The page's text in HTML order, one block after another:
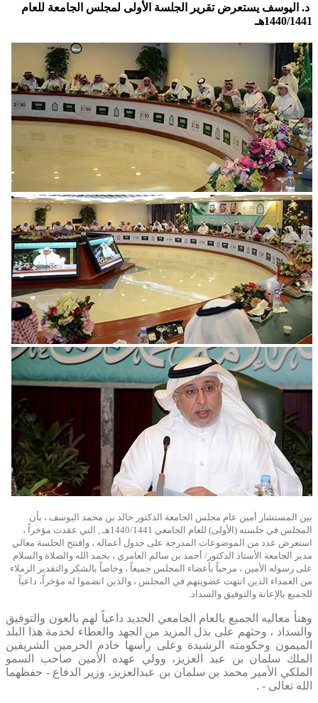
د. اليوسف يستعرض تقرير الجلسة الأولى لمجلس الجامعة للعام
1440/1441هـ
​بين المستشار أمين عام مجلس الجامعة الدكتور خالد بن محمد اليوسف ، بأن
المجلس في جلسته (الأولى) للعام الجامعي 1440/1441هـ , التي عقدت مؤخراً ،
استعرض عدد من الموضوعات المدرجة على جدول أعماله ، وافتتح الجلسة معالي
مدير الجامعة الأستاذ الدكتور/ أحمد بن سالم العامري ، بحمد الله والصلاة والسلام
على رسوله الأمين ، مرحباً بأعضاء المجلس جميعاً ، وخاصاً بالشكر والتقدير الزملاء
من العمداء الذين انتهت عضويتهم في المجلس ، والذين انضموا له مؤخراً، داعياً
للجميع بالإعانة والتوفيق والسداد.
وهنأ معاليه الجميع بالعام الجامعي الجديد داعياً لهم بالعون والتوفيق
والسداد ، وحثهم على بذل المزيد من الجهد والعطاء لخدمة هذا البلد
الميمون وحكومته الرشيدة وعلى رأسها خادم الحرمين الشريفين
الملك سلمان بن عبد العزيز، وولي عهده الأمين صاحب السمو
الملكي الأمير محمد بن سلمان بن عبدالعزيز، وزير الدفاع - حفظهما
الله تعالى - .